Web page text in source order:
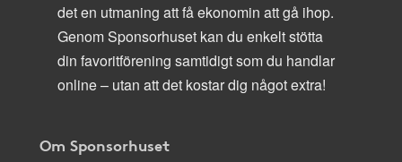
det en utmaning att få ekonomin att gå ihop.
Genom Sponsorhuset kan du enkelt stötta
din favoritförening samtidigt som du handlar
online – utan att det kostar dig något extra!
Om Sponsorhuset